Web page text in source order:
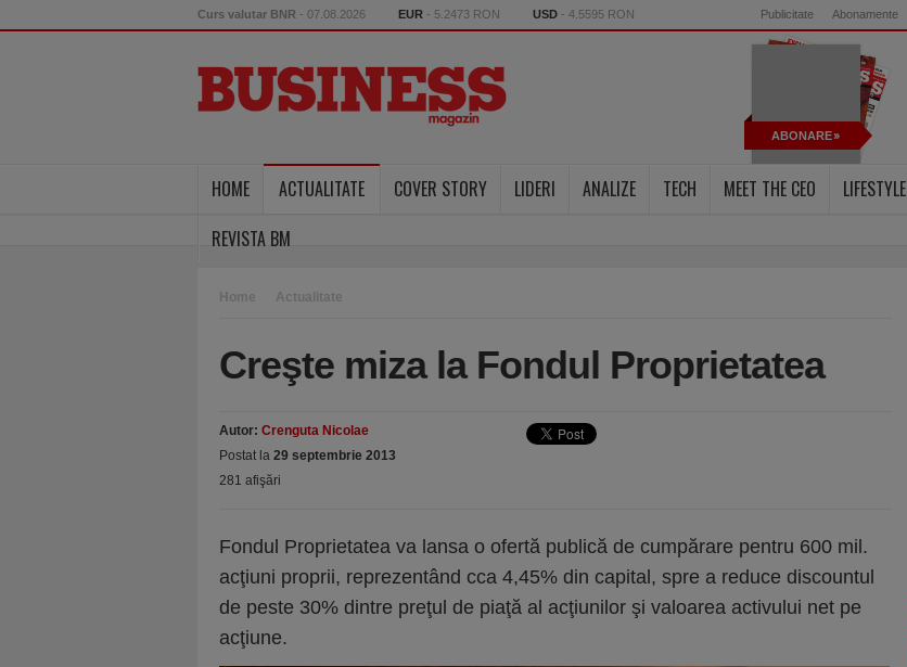
Curs valutar BNR - 07.08.2026 EUR - 5.2473 RON USD - 4.5595 RON Publicitate Abonamente
ABONARE
HOME ACTUALITATE COVER STORY LIDERI ANALIZE TECH MEET THE CEO LIFESTYLE
REVISTA BM
Home Actualitate
Creşte miza la Fondul Proprietatea
Autor: Crenguta Nicolae
Postat la 29 septembrie 2013
281 afişări
Fondul Proprietatea va lansa o ofertă publică de cumpărare pentru 600 mil.
acţiuni proprii, reprezentând cca 4,45% din capital, spre a reduce discountul
de peste 30% dintre preţul de piaţă al acţiunilor şi valoarea activului net pe
acţiune.